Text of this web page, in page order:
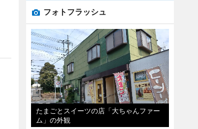
フォトフラッシュ
たまごとスイーツの店「大ちゃんファー
ム」の外観